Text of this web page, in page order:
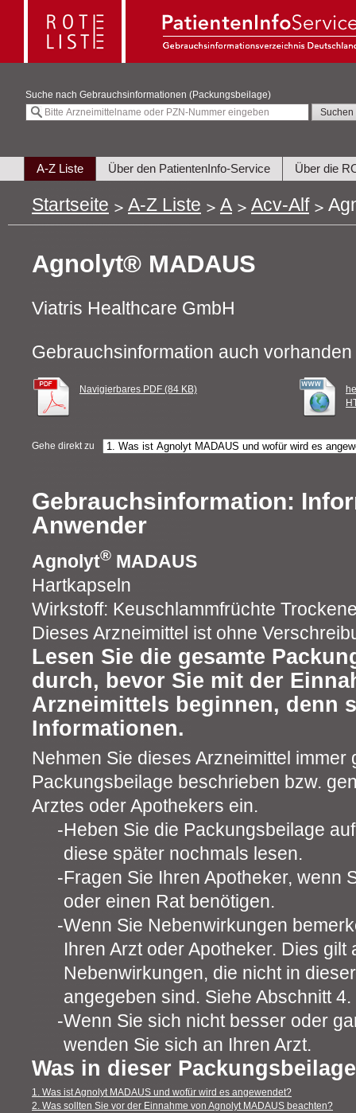
Suche nach Gebrauchsinformationen (Packungsbeilage)
A-Z Liste Über den PatientenInfo-Service Über die
Startseite A-Z Liste A Acv-Alf
Agnolyt® MADAUS
Viatris Healthcare GmbH
Gebrauchsinformation auch vorhanden
Navigierbares PDF (84 KB)
Gehe direkt zu
Gebrauchsinformation:
Anwender
Agnolyt® MADAUS
Hartkapseln
Wirkstoff: Keuschlammfrüchte
Dieses Arzneimittel ist ohne
Lesen Sie die gesamte
durch, bevor Sie mit der
Arzneimittels beginnen, denn
Informationen.
Nehmen Sie dieses Arzneimittel immer
Packungsbeilage beschrieben bzw.
Arztes oder Apothekers ein.
Heben Sie die Packungsbeilage
diese später nochmals lesen.
Fragen Sie Ihren Apotheker, wenn
oder einen Rat benötigen.
Wenn Sie Nebenwirkungen
Ihren Arzt oder Apotheker. Dies gilt
Nebenwirkungen, die nicht in
angegeben sind. Siehe Abschnitt 4.
Wenn Sie sich nicht besser oder
wenden Sie sich an Ihren Arzt.
Was in dieser
1. Was ist Agnolyt MADAUS und wofür wird es angewendet?
2. Was sollten Sie vor der Einnahme von Agnolyt MADAUS beachten?